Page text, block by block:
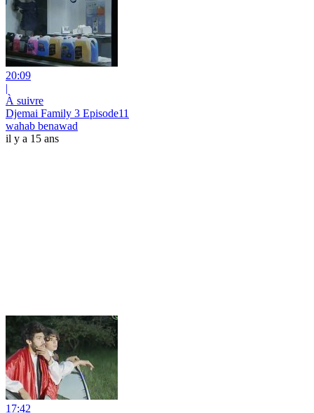
20:09
|
À suivre
Djemai Family 3 Episode11
wahab benawad
il y a 15 ans
17:42